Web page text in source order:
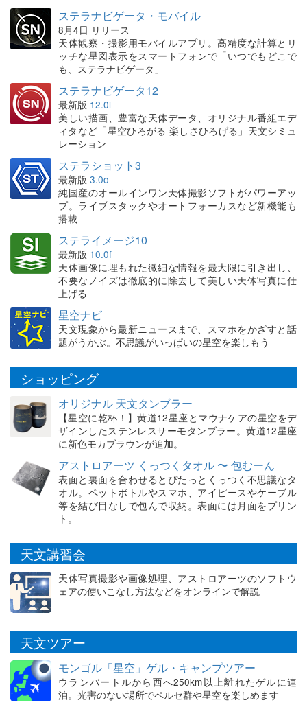
ステラナビゲータ・モバイル
8月4日 リリース
天体観察・撮影用モバイルアプリ。高精度な計算とリ
ッチな星図表示をスマートフォンで「いつでもどこで
も、ステラナビゲータ」
ステラナビゲータ12
最新版 12.0i
美しい描画、豊富な天体データ、オリジナル番組エデ
ィタなど「星空ひろがる 楽しさひろげる」天文シミュ
レーション
ステラショット3
最新版 3.0o
純国産のオールインワン天体撮影ソフトがパワーアッ
プ。ライブスタックやオートフォーカスなど新機能も
搭載
ステライメージ10
最新版 10.0f
天体画像に埋もれた微細な情報を最大限に引き出し、
不要なノイズは徹底的に除去して美しい天体写真に仕
上げる
星空ナビ
天文現象から最新ニュースまで、スマホをかざすと話
題がうかぶ。不思議がいっぱいの星空を楽しもう
ショッピング
オリジナル 天文タンブラー
【星空に乾杯！】黄道12星座とマウナケアの星空をデ
ザインしたステンレスサーモタンブラー。黄道12星座
に新色モカブラウンが追加。
アストロアーツ くっつくタオル 〜 包むーん
表面と裏面を合わせるとぴたっとくっつく不思議なタ
オル。ペットボトルやスマホ、アイピースやケーブル
等を結び目なしで包んで収納。表面には月面をプリン
ト。
天文講習会
天体写真撮影や画像処理、アストロアーツのソフトウ
ェアの使いこなし方法などをオンラインで解説
天文ツアー
モンゴル「星空」ゲル・キャンプツアー
ウランバートルから西へ250km以上離れたゲルに連
泊。光害のない場所でペルセ群や星空を楽しめます